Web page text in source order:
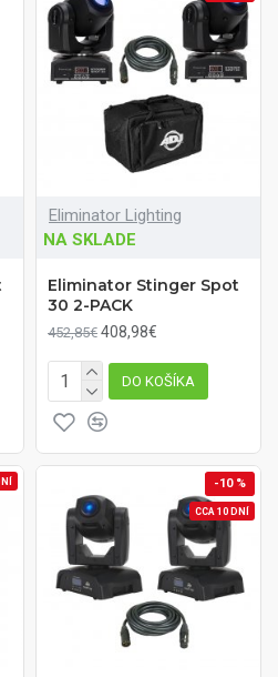
Eliminator Lighting
NA SKLADE
Eliminator Stinger Spot
30 2-PACK
452,85€ 408,98€
DO KOŠÍKA
-10 %
CCA 10 DNÍ